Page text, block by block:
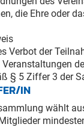
die Ehre oder
Verbot der
§ 5 Ziffer 3 der
IN
wählt